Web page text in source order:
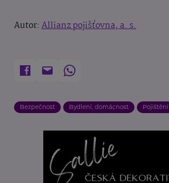
Autor: Allianz pojišťovna, a. s.
Bezpečnost Bydlení, domácnost Pojištění